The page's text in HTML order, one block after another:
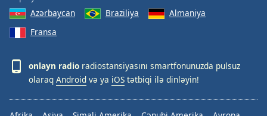
Azərbaycan
Braziliya
Almaniya
Fransa
onlayn radio radiostansiyasını smartfonunuzda pulsuz
olaraq Android və ya iOS tətbiqi ilə dinləyin!